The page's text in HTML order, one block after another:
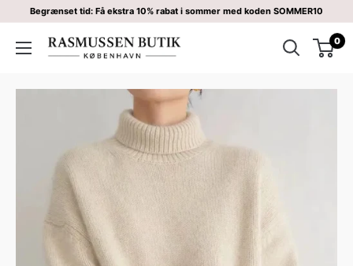
Begrænset tid: Få ekstra 10% rabat i sommer med koden SOMMER10
0